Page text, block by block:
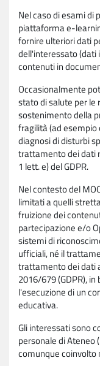
Nel caso di esami di
piattaforma e-
fornire ulteriori dati
dell'interessato (dati
contenuti in
Occasionalmente
stato di salute per le
sostenimento della
fragilità (ad
diagnosi di disturbi
trattamento dei dati
1 lett. e) del GDPR.
Nel contesto del
limitati a quelli
fruizione dei
partecipazione e/o
sistemi di
ufficiali, né il
trattamento dei dati
2016/679 (GDPR),
l'esecuzione di un
educativa.
Gli interessati sono
personale di Ateneo
comunque coinvolto